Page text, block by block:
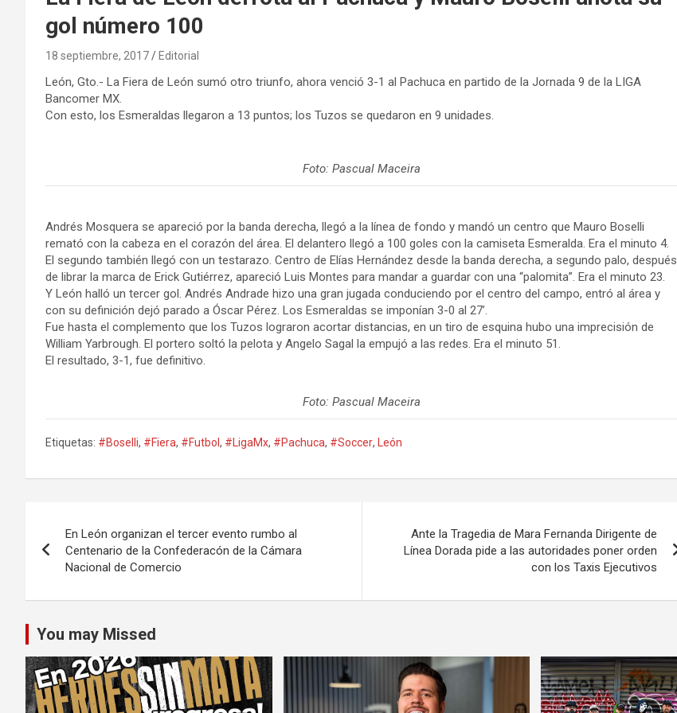
gol número 100
18 septiembre, 2017 Editorial
León, Gto.- La Fiera de León sumó otro triunfo, ahora venció 3-1 al Pachuca en partido de la Jornada 9 de la LIGA
Bancomer MX.
Con esto, los Esmeraldas llegaron a 13 puntos; los Tuzos se quedaron en 9 unidades.
Foto: Pascual Maceira
Andrés Mosquera se apareció por la banda derecha, llegó a la línea de fondo y mandó un centro que Mauro Boselli
remató con la cabeza en el corazón del área. El delantero llegó a 100 goles con la camiseta Esmeralda. Era el minuto 4.
El segundo también llegó con un testarazo. Centro de Elías Hernández desde la banda derecha, a segundo palo, después
de librar la marca de Erick Gutiérrez, apareció Luis Montes para mandar a guardar con una “palomita”. Era el minuto 23.
Y León halló un tercer gol. Andrés Andrade hizo una gran jugada conduciendo por el centro del campo, entró al área y
con su definición dejó parado a Óscar Pérez. Los Esmeraldas se imponían 3-0 al 27’.
Fue hasta el complemento que los Tuzos lograron acortar distancias, en un tiro de esquina hubo una imprecisión de
William Yarbrough. El portero soltó la pelota y Angelo Sagal la empujó a las redes. Era el minuto 51.
El resultado, 3-1, fue definitivo.
Foto: Pascual Maceira
Etiquetas: #Boselli, #Fiera, #Futbol , #LigaMx, #Pachuca, #Soccer, León
de
En León organizan el tercer evento rumbo al
Centenario de la Confederacón de la Cámara
Nacional de Comercio
Ante la Tragedia de Mara Fernanda Dirigente de
Línea Dorada pide a las autoridades poner orden
con los Taxis Ejecutivos
You may Missed